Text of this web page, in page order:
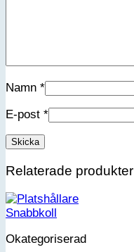
Namn *
E-post *
Relaterade produkter
Snabbkoll
Okategoriserad